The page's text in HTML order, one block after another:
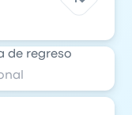
de regreso